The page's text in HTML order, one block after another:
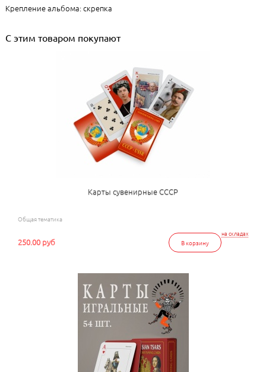
Крепление альбома: скрепка
С этим товаром покупают
Карты сувенирные СССР
Общая тематика
на складах
В корзину
250.00 руб